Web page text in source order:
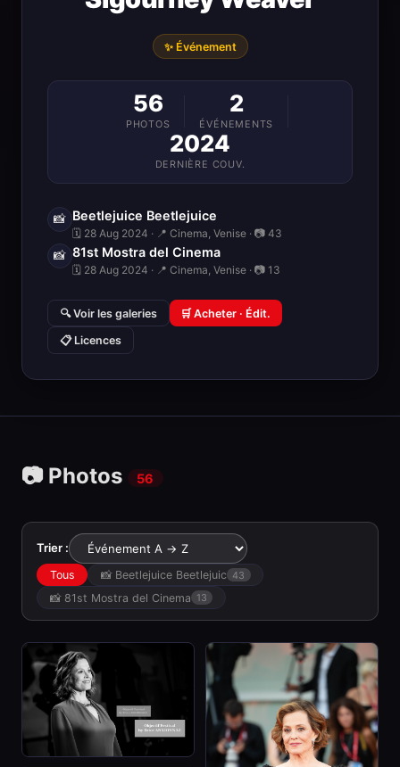
✨ Événement
56
PHOTOS
2
ÉVÉNEMENTS
2024
DERNIÈRE COUV.
📸 Beetlejuice Beetlejuice
🗓 28 Aug 2024 · 📍 Cinema, Venise · 📷 43
📸 81st Mostra del Cinema
🗓 28 Aug 2024 · 📍 Cinema, Venise · 📷 13
🔍 Voir les galeries 🛒 Acheter · Édit.
📋 Licences
📷 Photos 56
Trier :
Tous 📸 Beetlejuice Beetlejuic 43
📸 81st Mostra del Cinema 13